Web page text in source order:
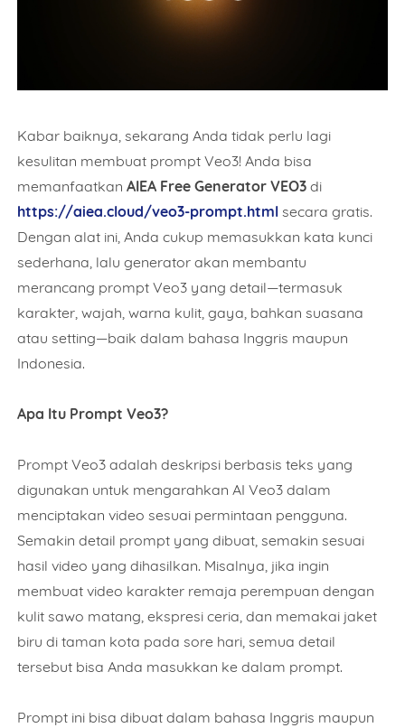
Kabar baiknya, sekarang Anda tidak perlu lagi
kesulitan membuat prompt Veo3! Anda bisa
memanfaatkanAIEA Free Generator VEO3 di
https://aiea.cloud/veo3-prompt.html secara gratis.
Dengan alat ini, Anda cukup memasukkan kata kunci
sederhana, lalu generator akan membantu
merancang prompt Veo3 yang detail—termasuk
karakter, wajah, warna kulit, gaya, bahkan suasana
atau setting—baik dalam bahasa Inggris maupun
Indonesia.
Apa Itu Prompt Veo3?
Prompt Veo3 adalah deskripsi berbasis teks yang
digunakan untuk mengarahkan AI Veo3 dalam
menciptakan video sesuai permintaan pengguna.
Semakin detail prompt yang dibuat, semakin sesuai
hasil video yang dihasilkan. Misalnya, jika ingin
membuat video karakter remaja perempuan dengan
kulit sawo matang, ekspresi ceria, dan memakai jaket
biru di taman kota pada sore hari, semua detail
tersebut bisa Anda masukkan ke dalam prompt.
Prompt ini bisa dibuat dalam bahasa Inggris maupun